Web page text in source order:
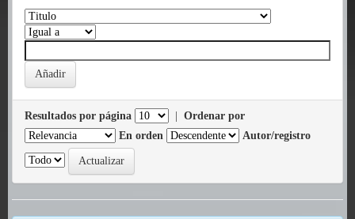
Resultados por página
Ordenar por
En orden
Autor/registro